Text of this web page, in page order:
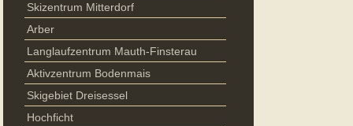
Skizentrum Mitterdorf
Arber
Langlaufzentrum Mauth-Finsterau
Aktivzentrum Bodenmais
Skigebiet Dreisessel
Hochficht